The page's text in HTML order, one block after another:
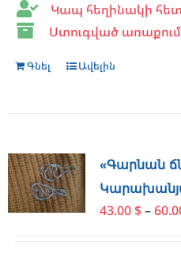
Կապ հեղինակի հետ
Ստուգված առաքում
Գնել Ավելին
«Գարնան
43.00 $ –